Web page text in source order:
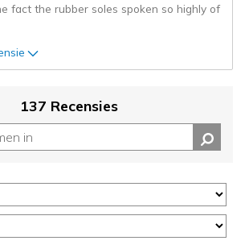
a>
fact the rubber soles spoken so highly of
137 Recensies